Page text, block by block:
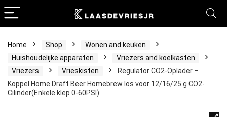
Home Shop
Wonen and keuken
Huishoudelijke apparaten
Vriezers and koelkasten
Vriezers
Vrieskisten
Regulator CO2-Oplader –
Koppel Home Draft Beer Homebrew los voor 12/16/25 g CO2-
Cilinder(Enkele klep 0-60PSI)